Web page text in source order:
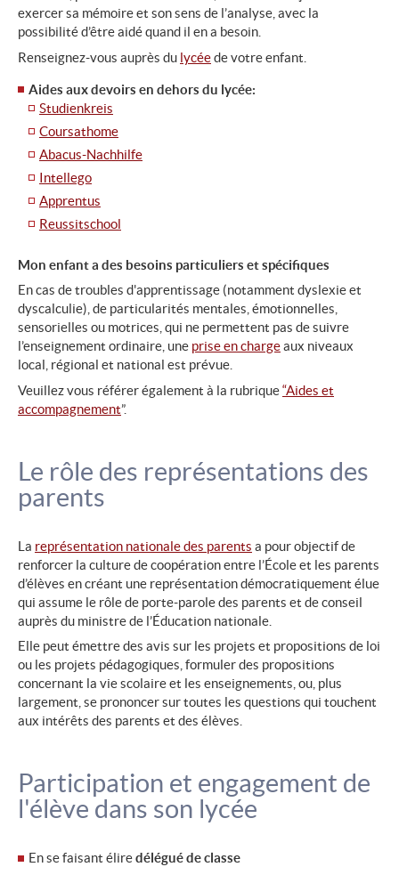
exercer sa mémoire et son sens de l’analyse, avec la
possibilité d’être aidé quand il en a besoin.
Renseignez-vous auprès du lycéede votre enfant.
Aides aux devoirs en dehors du lycée:
Studienkreis
Coursathome
Abacus-Nachhilfe
Intellego
Apprentus
Reussitschool
Mon enfant a des besoins particuliers et spécifiques
En cas de troubles d'apprentissage (notamment dyslexie et
dyscalculie), de particularités mentales, émotionnelles,
sensorielles ou motrices, qui ne permettent pas de suivre
l’enseignement ordinaire, une prise en chargeaux niveaux
local, régional et national est prévue.
Veuillez vous référer également à la rubrique“Aides et
accompagnement”.
Le rôle des représentations des
parents
La représentation nationale des parents a pour objectif de
renforcer la culture de coopération entre l’École et les parents
d’élèves en créant une représentation démocratiquement élue
qui assume le rôle de porte-parole des parents et de conseil
auprès du ministre de l’Éducation nationale.
Elle peut émettre des avis sur les projets et propositions de loi
ou les projets pédagogiques, formuler des propositions
concernant la vie scolaire et les enseignements, ou, plus
largement, se prononcer sur toutes les questions qui touchent
aux intérêts des parents et des élèves.
Participation et engagement de
l'élève dans son lycée
En se faisant éliredélégué de classe